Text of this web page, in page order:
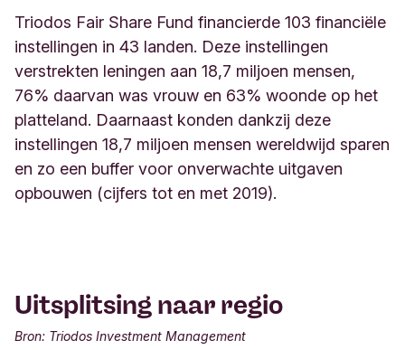
Triodos Fair Share Fund financierde 103 financiële
instellingen in 43 landen. Deze instellingen
verstrekten leningen aan 18,7 miljoen mensen,
76% daarvan was vrouw en 63% woonde op het
platteland. Daarnaast konden dankzij deze
instellingen 18,7 miljoen mensen wereldwijd sparen
en zo een buffer voor onverwachte uitgaven
opbouwen (cijfers tot en met 2019).
Uitsplitsing naar regio
Bron: Triodos Investment Management